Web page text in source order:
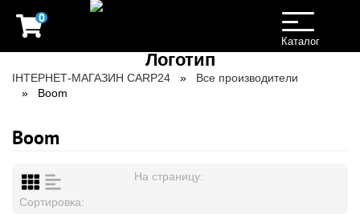
0
Toggle
navigation
Каталог
ІНТЕРНЕТ-МАГАЗИН CARP24
Все производители
Boom
Boom
На страницу:
Сортировка: